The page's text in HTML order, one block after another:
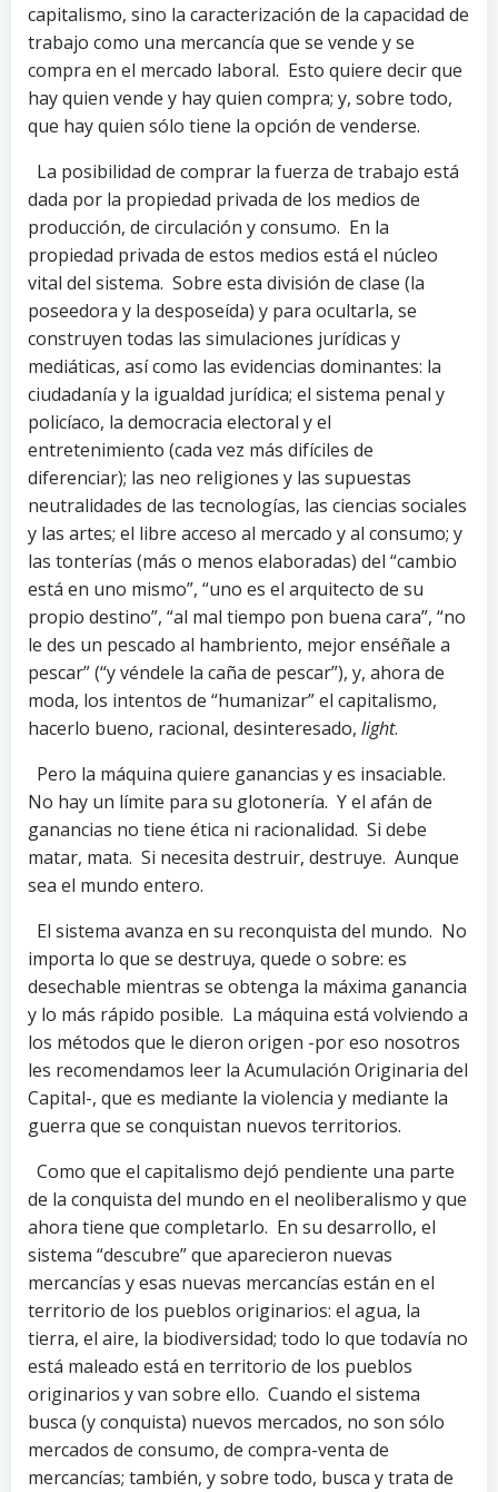
capitalismo, sino la caracterización de la capacidad de
trabajo como una mercancía que se vende y se
compra en el mercado laboral. Esto quiere decir que
hay quien vende y hay quien compra; y, sobre todo,
que hay quien sólo tiene la opción de venderse.
La posibilidad de comprar la fuerza de trabajo está
dada por la propiedad privada de los medios de
producción, de circulación y consumo. En la
propiedad privada de estos medios está el núcleo
vital del sistema. Sobre esta división de clase (la
poseedora y la desposeída) y para ocultarla, se
construyen todas las simulaciones jurídicas y
mediáticas, así como las evidencias dominantes: la
ciudadanía y la igualdad jurídica; el sistema penal y
policíaco, la democracia electoral y el
entretenimiento (cada vez más difíciles de
diferenciar); las neo religiones y las supuestas
neutralidades de las tecnologías, las ciencias sociales
y las artes; el libre acceso al mercado y al consumo; y
las tonterías (más o menos elaboradas) del “cambio
está en uno mismo”, “uno es el arquitecto de su
propio destino”, “al mal tiempo pon buena cara”, “no
le des un pescado al hambriento, mejor enséñale a
pescar” (“y véndele la caña de pescar”), y, ahora de
moda, los intentos de “humanizar” el capitalismo,
hacerlo bueno, racional, desinteresado, light.
Pero la máquina quiere ganancias y es insaciable.
No hay un límite para su glotonería. Y el afán de
ganancias no tiene ética ni racionalidad. Si debe
matar, mata. Si necesita destruir, destruye. Aunque
sea el mundo entero.
El sistema avanza en su reconquista del mundo. No
importa lo que se destruya, quede o sobre: es
desechable mientras se obtenga la máxima ganancia
y lo más rápido posible. La máquina está volviendo a
los métodos que le dieron origen -por eso nosotros
les recomendamos leer la Acumulación Originaria del
Capital-, que es mediante la violencia y mediante la
guerra que se conquistan nuevos territorios.
Como que el capitalismo dejó pendiente una parte
de la conquista del mundo en el neoliberalismo y que
ahora tiene que completarlo. En su desarrollo, el
sistema “descubre” que aparecieron nuevas
mercancías y esas nuevas mercancías están en el
territorio de los pueblos originarios: el agua, la
tierra, el aire, la biodiversidad; todo lo que todavía no
está maleado está en territorio de los pueblos
originarios y van sobre ello. Cuando el sistema
busca (y conquista) nuevos mercados, no son sólo
mercados de consumo, de compra-venta de
mercancías; también, y sobre todo, busca y trata de